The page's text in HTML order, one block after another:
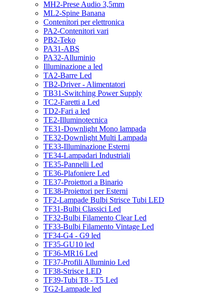
MH2-Prese Audio 3,5mm
ML2-Spine Banana
Contenitori per elettronica
PA2-Contenitori vari
PB2-Teko
PA31-ABS
PA32-Alluminio
Illuminazione a led
TA2-Barre Led
TB2-Driver - Alimentatori
TB31-Switching Power Supply
TC2-Faretti a Led
TD2-Fari a led
TE2-Illuminotecnica
TE31-Downlight Mono lampada
TE32-Downlight Multi Lampada
TE33-Illuminazione Esterni
TE34-Lampadari Industriali
TE35-Pannelli Led
TE36-Plafoniere Led
TE37-Proiettori a Binario
TE38-Proiettori per Esterni
TF2-Lampade Bulbi Strisce Tubi LED
TF31-Bulbi Classici Led
TF32-Bulbi Filamento Clear Led
TF33-Bulbi Filamento Vintage Led
TF34-G4 - G9 led
TF35-GU10 led
TF36-MR16 Led
TF37-Profili Alluminio Led
TF38-Strisce LED
TF39-Tubi T8 - T5 Led
TG2-Lampade led